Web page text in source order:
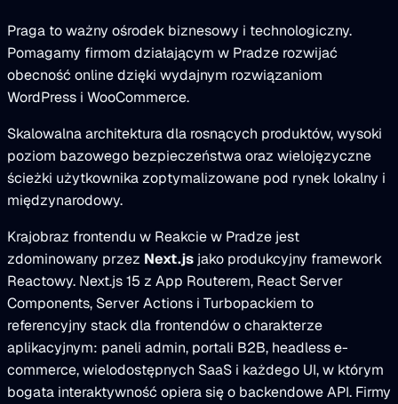
Praga to ważny ośrodek biznesowy i technologiczny.
Pomagamy firmom działającym w Pradze rozwijać
obecność online dzięki wydajnym rozwiązaniom
WordPress i WooCommerce.
Skalowalna architektura dla rosnących produktów, wysoki
poziom bazowego bezpieczeństwa oraz wielojęzyczne
ścieżki użytkownika zoptymalizowane pod rynek lokalny i
międzynarodowy.
Krajobraz frontendu w Reakcie w Pradze jest
zdominowany przez Next.js jako produkcyjny framework
Reactowy. Next.js 15 z App Routerem, React Server
Components, Server Actions i Turbopackiem to
referencyjny stack dla frontendów o charakterze
aplikacyjnym: paneli admin, portali B2B, headless e-
commerce, wielodostępnych SaaS i każdego UI, w którym
bogata interaktywność opiera się o backendowe API. Firmy